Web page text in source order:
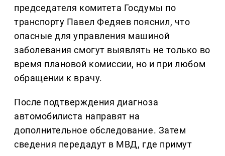
председателя комитета Госдумы по
транспорту Павел Федяев пояснил, что
опасные для управления машиной
заболевания смогут выявлять не только во
время плановой комиссии, но и при любом
обращении к врачу.
После подтверждения диагноза
автомобилиста направят на
дополнительное обследование. Затем
сведения передадут в МВД, где примут